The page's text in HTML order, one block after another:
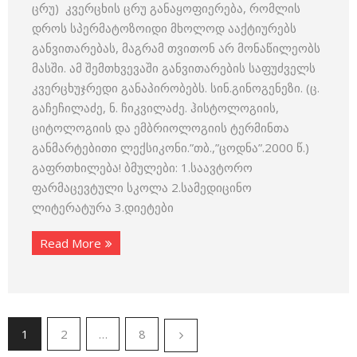
ცრუ) კვერცხის ცრუ განაყოფიერება, რომლის
დროს სპერმატოზოიდი მხოლოდ ააქტიურებს
განვითარებას, მაგრამ თვითონ არ მონაწილეობს
მასში. ამ შემთხვევაში განვითარების საფუძველს
კვერცხუჯრედი განაპირობებს. სინ.გინოგენეზი. (ც.
გაჩეჩილაძე, ნ. ჩიკვილაძე. ჰისტოლოგიის,
ციტოლოგიის და ემბრიოლოგიის ტერმინთა
განმარტებითი ლექსიკონი.”თბ.,”ცოდნა”.2000 წ.)
გაფრთხილება! ბმულები: 1.საავტორო
ფარმაცევტული სკოლა 2.სამედიცინო
ლიტერატურა 3.დიეტები
Read More
1 2 … 8